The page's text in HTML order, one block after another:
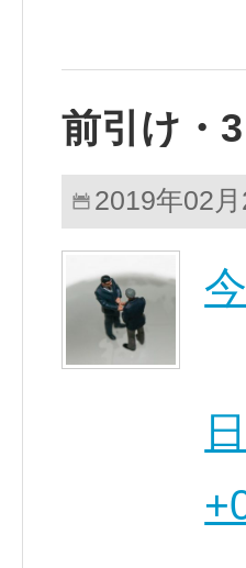
前引け・
2019年02月